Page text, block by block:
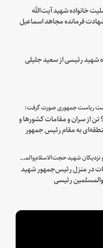
خانواده شهید آیت‌الله
فرمانده مجاهد اسماعیل
شهید رئیسی از سعید جلیلی
ریاست جمهوری صورت گرفت؛
ادای احترام 90 تن از سران و مقامات کشورها و
به مقام رئیس جمهور
در جمع خانواده و نزدیکان شهید حجت‌الاسلام‌والمسلمین رئیسی:
در منزل رئیس‌جمهور شهید
رئیسی